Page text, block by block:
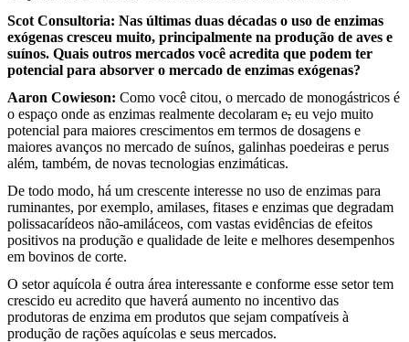
Scot Consultoria: Nas últimas duas décadas o uso de enzimas
exógenas cresceu muito, principalmente na produção de aves e
suínos. Quais outros mercados você acredita que podem ter
potencial para absorver o mercado de enzimas exógenas?
Aaron Cowieson: Como você citou, o mercado de monogástricos é
o espaço onde as enzimas realmente decolaram e, eu vejo muito
potencial para maiores crescimentos em termos de dosagens e
maiores avanços no mercado de suínos, galinhas poedeiras e perus
além, também, de novas tecnologias enzimáticas.
De todo modo, há um crescente interesse no uso de enzimas para
ruminantes, por exemplo, amilases, fitases e enzimas que degradam
polissacarídeos não-amiláceos, com vastas evidências de efeitos
positivos na produção e qualidade de leite e melhores desempenhos
em bovinos de corte.
O setor aquícola é outra área interessante e conforme esse setor tem
crescido eu acredito que haverá aumento no incentivo das
produtoras de enzima em produtos que sejam compatíveis à
produção de rações aquícolas e seus mercados.